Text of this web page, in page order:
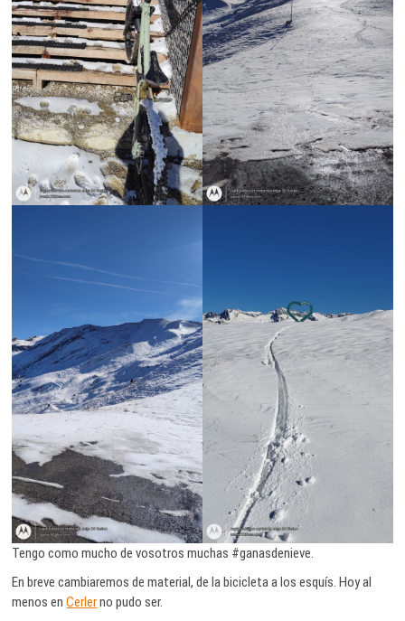
Tengo como mucho de vosotros muchas #ganasdenieve.
En breve cambiaremos de material, de la bicicleta a los esquís. Hoy al
menos enCerlerno pudo ser.